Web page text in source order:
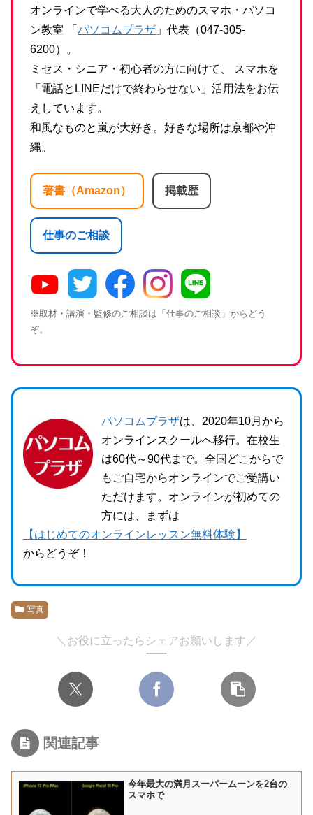
オンラインで学べる大人のためのスマホ・パソコ
ン教室 「 パソコムプラザ 」代表（047-305-
6200）。
ミセス・シニア・初心者の方に向けて、 スマホを
「電話とLINEだけで終わらせない」活用法をお伝
えしています。
和風なものと嵐が大好き。好きな場所は京都や沖
縄。
著書（Amazon） 掲載歴
仕事のご相談
※取材・講演・監修のご相談は「仕事のご相談」からどう
ぞ。
パソコムプラザは、2020年10月から
オンラインスクールへ移行。在校生
は60代～90代まで。全国どこからで
もご自宅からオンラインでご受講い
ただけます。オンラインが初めての
方には、まずは
【はじめてのオンラインレッスン無料体験】
からどうぞ！
写真
＼お役に立ったらシェアお願いします／
関連記事
今年最大の満月スーパームーンを2台の
スマホで